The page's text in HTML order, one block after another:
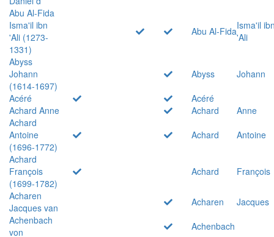
Abu Al-Fida
Isma'il ibn
'Ali (1273-
1331)
Abu Al-FidaIsma'il
'Ali
Abyss
Johann
(1614-1697)
Abyss
Johann
Acéré
Acéré
Achard Anne
Achard
Anne
Achard
Antoine
(1696-1772)
Achard
Antoine
Achard
François
(1699-1782)
Achard
François
Acharen
Jacques van
Acharen
Jacques
Achenbach
von
Achenbach